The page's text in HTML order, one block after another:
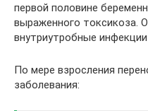
первой половине
выраженного токсикоза.
внутриутробные
По мере взросления
заболевания: